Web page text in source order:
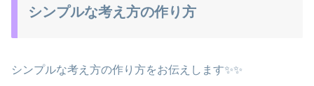
シンプルな考え方の作り方
シンプルな考え方の作り方をお伝えします✨✨